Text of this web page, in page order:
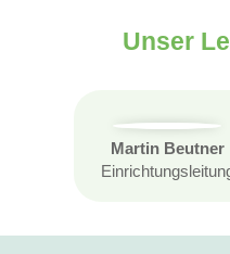
Unser
Martin Beutner